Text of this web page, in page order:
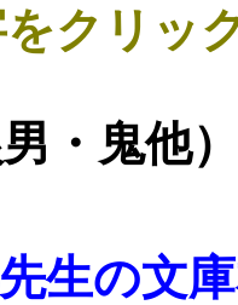
クリッ
・鬼他
先生の文